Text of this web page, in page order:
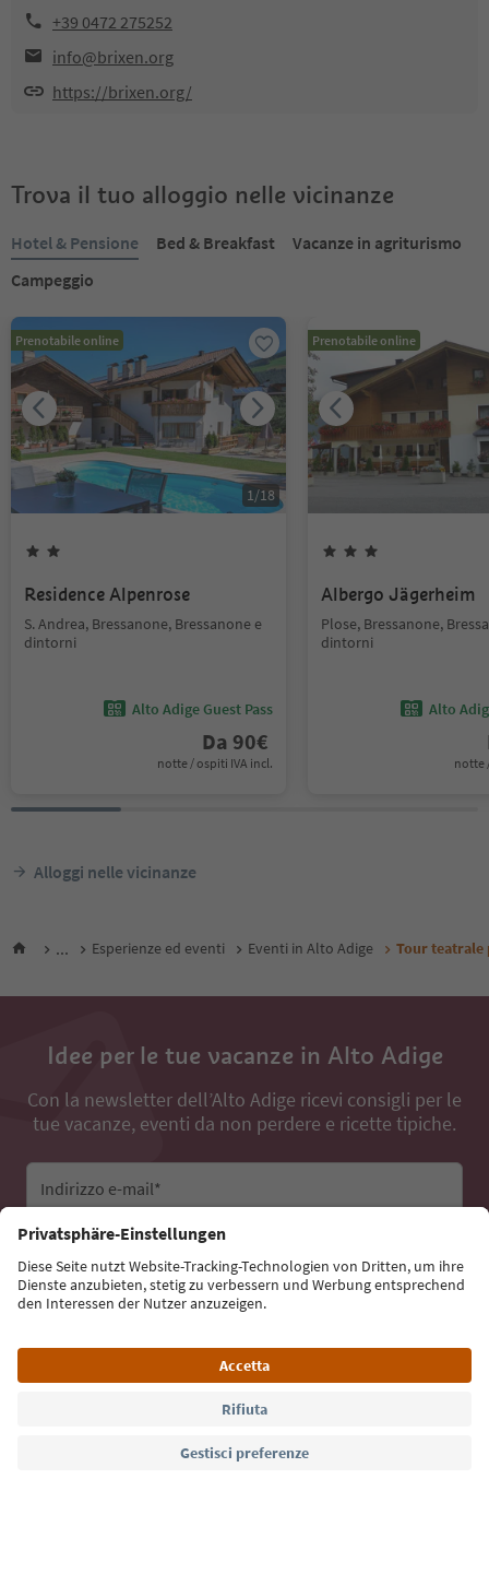
+39 0472 275252
info@brixen.org
https://brixen.org/
Trova il tuo alloggio nelle vicinanze
Hotel & Pensione Bed & Breakfast
Vacanze in agriturismo
Campeggio
Prenotabile online
1 /18
Residence Alpenrose
S. Andrea, Bressanone, Bressanone e
dintorni
Alto Adige Guest Pass
Da 90€
notte / ospiti IVA incl.
Prenotabile online
Albergo Jägerheim
Plose, Bressanone,
dintorni
Alto
notte
Alloggi nelle vicinanze
... Esperienze ed eventi Eventi in Alto Adige Tour teatrale
Idee per le tue vacanze in Alto Adige
Con la newsletter dell’Alto Adige ricevi consigli per le
tue vacanze, eventi da non perdere e ricette tipiche.
Indirizzo e-mail*
Iscriviti alla newsletter